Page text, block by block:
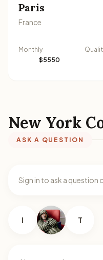
Paris
France
Monthly
$5550
New York
ASK A QUESTION
Sign in to ask a question
I T